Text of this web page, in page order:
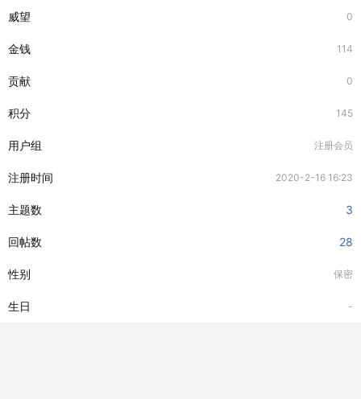
威望 0
金钱 114
贡献 0
积分 145
用户组 注册会员
注册时间 2020-2-16 16:23
主题数 3
回帖数 28
性别 保密
生日 -